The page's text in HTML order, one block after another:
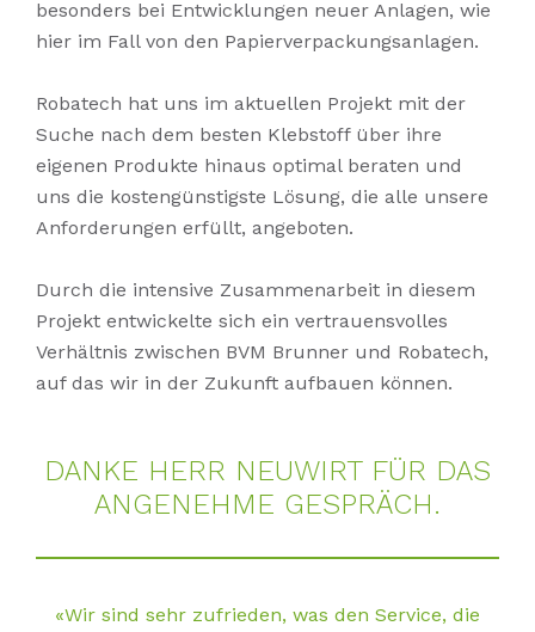
besonders bei Entwicklungen neuer Anlagen, wie
hier im Fall von den Papierverpackungsanlagen.
Robatech hat uns im aktuellen Projekt mit der
Suche nach dem besten Klebstoff über ihre
eigenen Produkte hinaus optimal beraten und
uns die kostengünstigste Lösung, die alle unsere
Anforderungen erfüllt, angeboten.
Durch die intensive Zusammenarbeit in diesem
Projekt entwickelte sich ein vertrauensvolles
Verhältnis zwischen BVM Brunner und Robatech,
auf das wir in der Zukunft aufbauen können.
DAN­KE HERR NEU­WIRT FÜR DAS
AN­GE­NEH­ME GE­SPRÄCH.
«Wir sind sehr zufrieden, was den Service, die